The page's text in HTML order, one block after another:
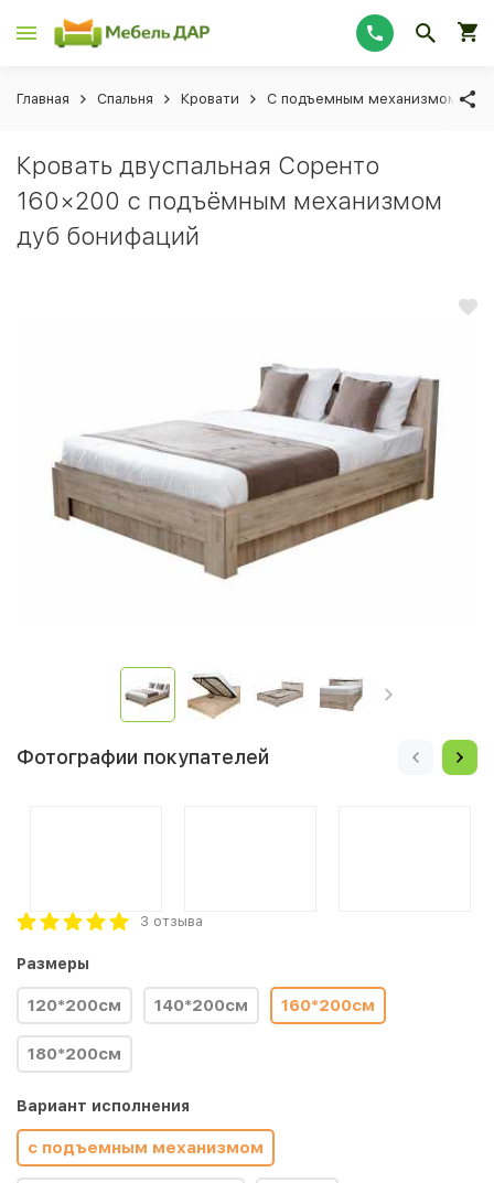
Главная Спальня Кровати С подъемным механизмом
Кровать двуспальная Соренто
160×200 с подъёмным механизмом
дуб бонифаций
Фотографии покупателей
3 отзыва
Размеры
120*200см 140*200см 160*200см
180*200см
Вариант исполнения
с подъемным механизмом